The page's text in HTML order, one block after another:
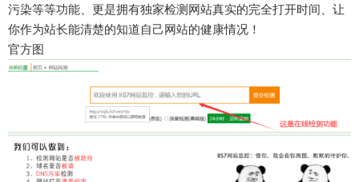
污染等等功能、更是拥有独家检测网站真实的完全打开时间、让
你作为站长能清楚的知道自己网站的健康情况！
官方图